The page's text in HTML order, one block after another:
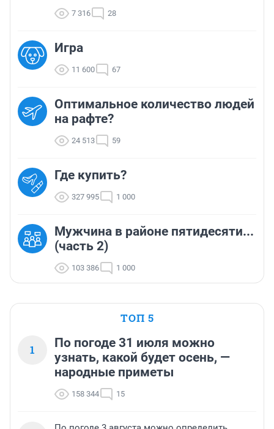
7 316 28
Игра
11 600 67
Оптимальное количество людей
на рафте?
24 513 59
Где купить?
327 995 1 000
Мужчина в районе пятидесяти...
(часть 2)
103 386 1 000
ТОП 5
1
По погоде 31 июля можно
узнать, какой будет осень, —
народные приметы
158 344 15